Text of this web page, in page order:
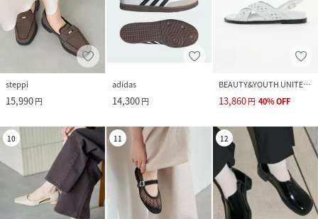
steppi
15,990円
adidas
14,300円
BEAUTY&YOUTH UNITED ARROWS
13,860円 40%OFF
10 11 12